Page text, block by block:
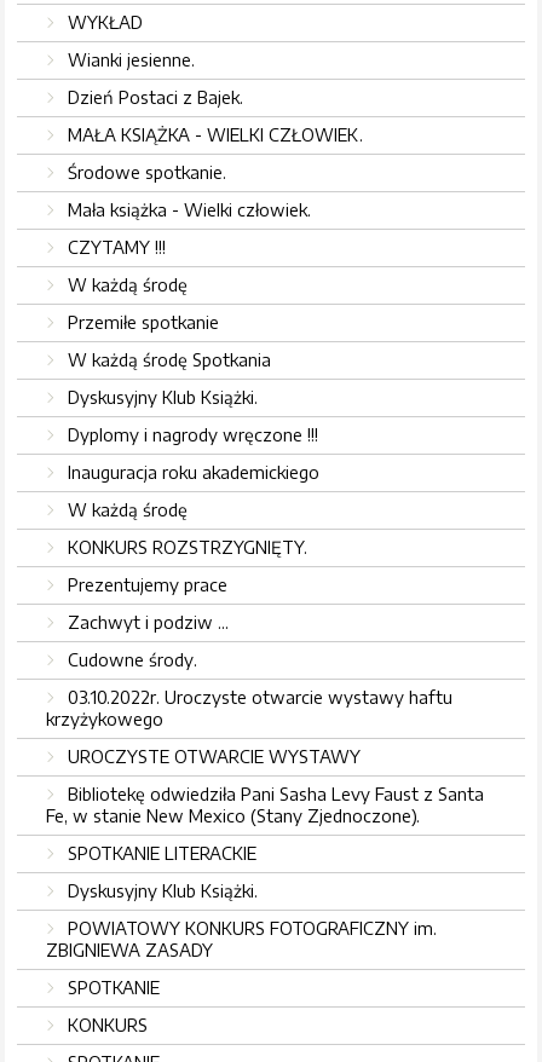
WYKŁAD
Wianki jesienne.
Dzień Postaci z Bajek.
MAŁA KSIĄŻKA - WIELKI CZŁOWIEK.
Środowe spotkanie.
Mała książka - Wielki człowiek.
CZYTAMY !!!
W każdą środę
Przemiłe spotkanie
W każdą środę Spotkania
Dyskusyjny Klub Książki.
Dyplomy i nagrody wręczone !!!
Inauguracja roku akademickiego
W każdą środę
KONKURS ROZSTRZYGNIĘTY.
Prezentujemy prace
Zachwyt i podziw ...
Cudowne środy.
03.10.2022r. Uroczyste otwarcie wystawy haftu
krzyżykowego
UROCZYSTE OTWARCIE WYSTAWY
Bibliotekę odwiedziła Pani Sasha Levy Faust z Santa
Fe, w stanie New Mexico (Stany Zjednoczone).
SPOTKANIE LITERACKIE
Dyskusyjny Klub Książki.
POWIATOWY KONKURS FOTOGRAFICZNY im.
ZBIGNIEWA ZASADY
SPOTKANIE
KONKURS